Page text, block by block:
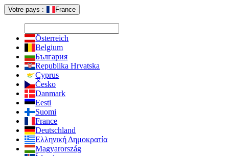
Votre pays : France
Österreich
Belgium
България
Republika Hrvatska
Cyprus
Česko
Danmark
Eesti
Suomi
France
Deutschland
Ελληνική Δημοκρατία
Magyarország